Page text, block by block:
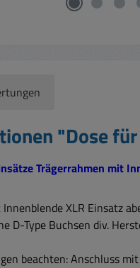
"Dose
Trägerrahmen mit
XLR Einsatz
D-Type Buchsen div.
beachten: Anschluss